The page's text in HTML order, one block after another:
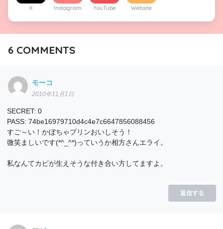
X Instagram YouTube Website
6COMMENTS
モーコ
2010年11月1日
SECRET: 0
PASS: 74be16979710d4c4e7c6647856088456
すご～い！かぼちゃプリンおいしそう！
微笑ましいです(*^_^*)っていうか相方さんエライ。
私なんてカビが生えそうな付き合い方してますよ。
返信する